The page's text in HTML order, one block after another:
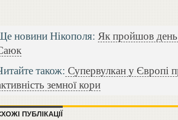
новини Нікополя: Як пройшов день
також: Супервулкан у Європі
земної кори
ПУБЛІКАЦІЇ